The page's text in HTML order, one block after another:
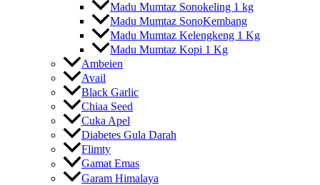
Madu Mumtaz Sonokeling 1 kg
Madu Mumtaz SonoKembang
Madu Mumtaz Kelengkeng 1 Kg
Madu Mumtaz Kopi 1 Kg
Ambeien
Avail
Black Garlic
Chiaa Seed
Cuka Apel
Diabetes Gula Darah
Flimty
Gamat Emas
Garam Himalaya